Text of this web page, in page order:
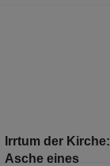
Irrtum der Kirche:
Asche eines